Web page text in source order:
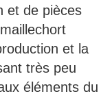
et de pièces
et la
très peu
éléments du